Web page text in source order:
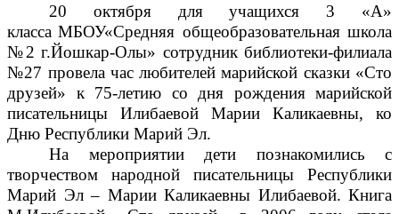
20 октября для учащихся 3 «А»
класса МБОУ«Средняя общеобразовательная школа
№2 г.Йошкар-Олы» сотрудник библиотеки-филиала
№27 провелачас любителей марийской сказки «Сто
друзей» к 75-летию со дня рождения марийской
писательницы Илибаевой Марии Каликаевны, ко
Дню Республики Марий Эл.
На мероприятии дети познакомились с
творчеством народной писательницы Республики
Марий Эл – Марии Каликаевны Илибаевой. Книга